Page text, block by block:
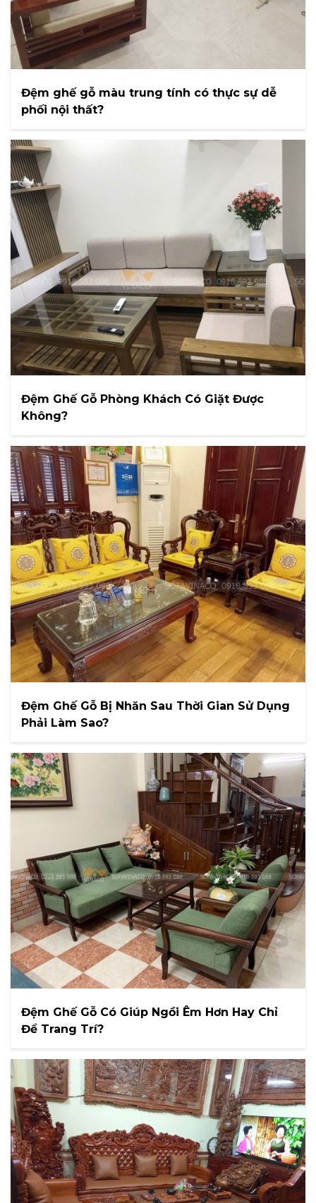
Đệm ghế gỗ màu trung tính có thực sự dễ
phối nội thất?
Đệm Ghế Gỗ Phòng Khách Có Giặt Được
Không?
Đệm Ghế Gỗ Bị Nhăn Sau Thời Gian Sử Dụng
Phải Làm Sao?
Đệm Ghế Gỗ Có Giúp Ngồi Êm Hơn Hay Chỉ
Để Trang Trí?